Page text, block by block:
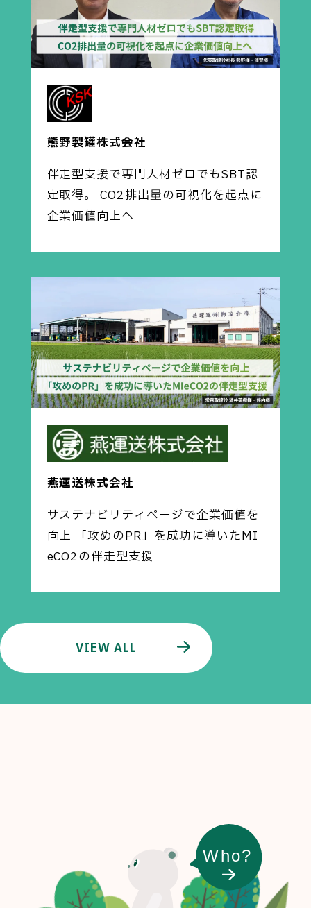
熊野製罐株式会社
伴走型支援で専門人材ゼロでもSBT認
定取得。 CO2排出量の可視化を起点に
企業価値向上へ
燕運送株式会社
サステナビリティページで企業価値を
向上 「攻めのPR」を成功に導いたMI
eCO2の伴走型支援
VIEW ALL